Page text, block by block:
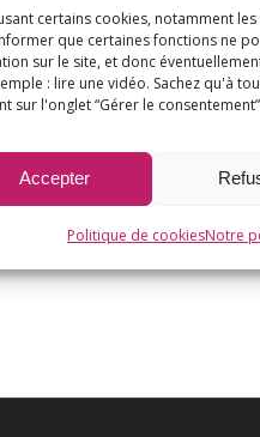
certains cookies, notamment
que certaines fonctions ne
sur le site, et donc
: lire une vidéo. Sachez qu'à
sur l'onglet “Gérer le
Accepter
Politique de cookiesNotre